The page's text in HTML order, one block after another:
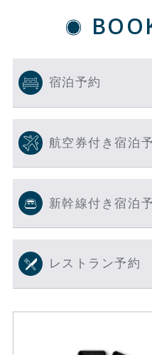
宿泊予約
航空券付き宿泊
新幹線付き宿泊
レストラン予約